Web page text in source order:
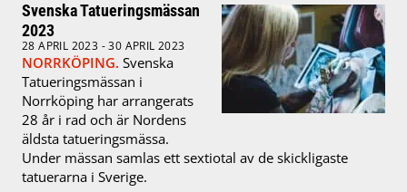
Svenska Tatueringsmässan
2023
28 APRIL 2023 - 30 APRIL 2023
NORRKÖPING. Svenska
Tatueringsmässan i
Norrköping har arrangerats
28 år i rad och är Nordens
äldsta tatueringsmässa.
Under mässan samlas ett sextiotal av de skickligaste
tatuerarna i Sverige.